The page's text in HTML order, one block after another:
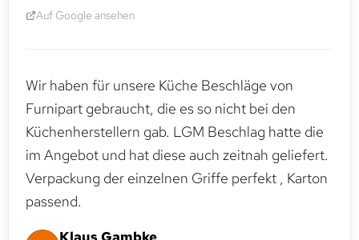
Auf Google ansehen
Wir haben für unsere Küche Beschläge von
Furnipart gebraucht, die es so nicht bei den
Küchenherstellern gab. LGM Beschlag hatte die
im Angebot und hat diese auch zeitnah geliefert.
Verpackung der einzelnen Griffe perfekt , Karton
passend.
Klaus Gambke